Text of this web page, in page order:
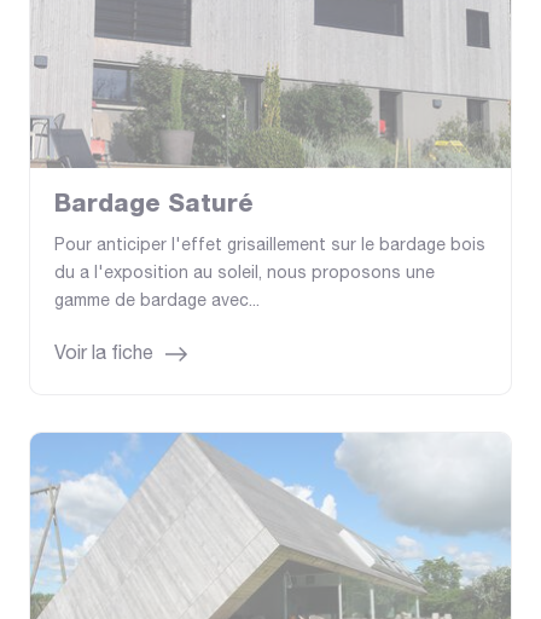
Bardage Saturé
Pour anticiper l'effet grisaillement sur le bardage bois
du a l'exposition au soleil, nous proposons une
gamme de bardage avec...
Voir la fiche